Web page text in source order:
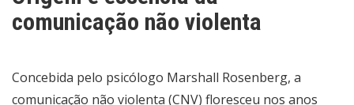
comunicação não violenta
Concebida pelo psicólogo Marshall Rosenberg, a
comunicação não violenta (CNV) floresceu nos anos